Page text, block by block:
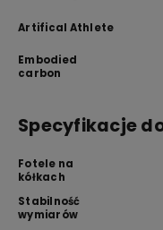
Artifical Athlete
Embodied
carbon
Specyfikacje
Fotele na
kółkach
Stabilność
wymiarów